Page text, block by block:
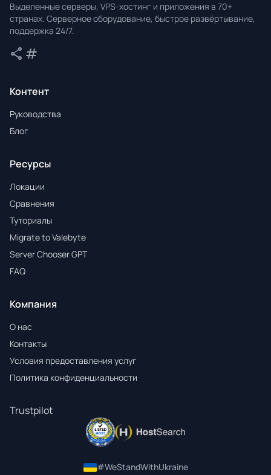
Выделенные серверы, VPS-хостинг и приложения в 70+
странах. Серверное оборудование, быстрое развёртывание,
поддержка 24/7.
share Поделиться
tag
Контент
Руководства
Блог
Ресурсы
Локации
Сравнения
Туториалы
Migrate to Valebyte
Server Chooser GPT
FAQ
Компания
О нас
Контакты
Условия предоставления услуг
Политика конфиденциальности
Trustpilot
#WeStandWithUkraine